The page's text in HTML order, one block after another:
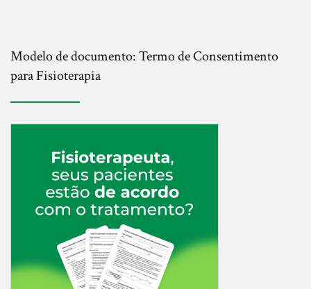
Modelo de documento: Termo de Consentimento
para Fisioterapia